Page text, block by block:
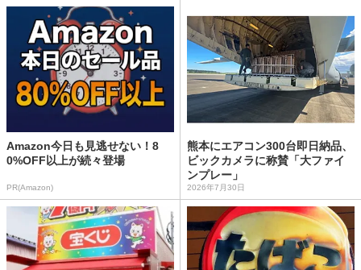
Amazon今日も見逃せない！8
0%OFF以上が続々登場
PR(Amazon)
熊本にエアコン300台即日納品、
ビックカメラに称賛「大ファイ
ンプレー」
2026年7月30日